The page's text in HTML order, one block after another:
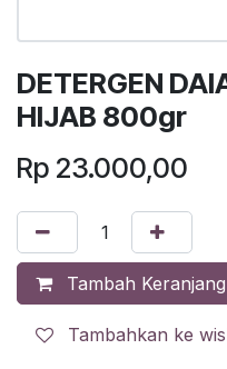
DETERGEN
HIJAB 800gr
Rp 23.000,00
Tambah Keranjang
Tambahkan ke